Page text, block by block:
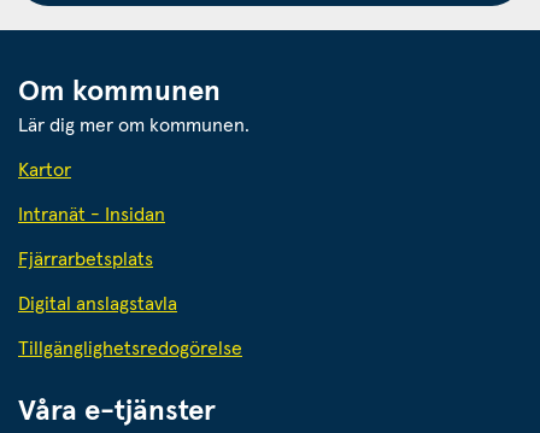
Om kommunen
Lär dig mer om kommunen.
Kartor
Intranät - Insidan
Fjärrarbetsplats
Digital anslagstavla
Tillgänglighetsredogörelse
Våra e-tjänster